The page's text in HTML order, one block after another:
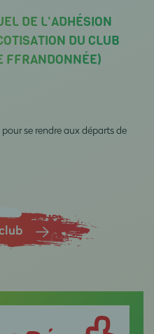
DE L'ADHÉSION
DU CLUB
FFRANDONNÉE)
se rendre aux départs de